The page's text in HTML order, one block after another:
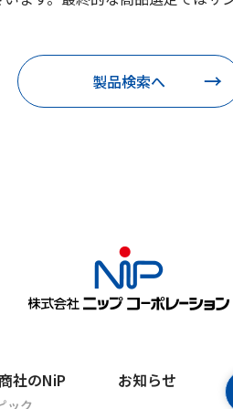
製品検索へ
社のNiP
ック
お知らせ